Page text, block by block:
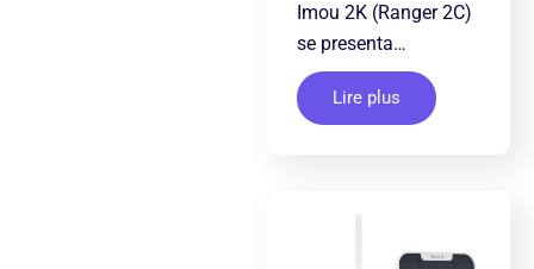
Imou 2K (Ranger 2C)
se presenta…
Lire plus